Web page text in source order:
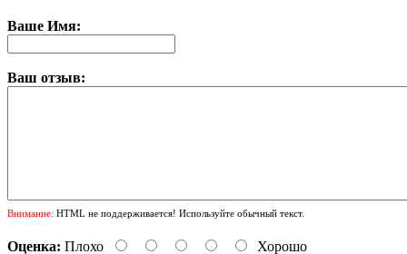
Ваше Имя:
Ваш отзыв:
Внимание: HTML не поддерживается! Используйте обычный текст.
Оценка: Плохо Хорошо